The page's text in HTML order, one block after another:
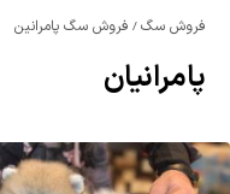
فروش سگ / فروش سگ پامرانین
پامرانیان